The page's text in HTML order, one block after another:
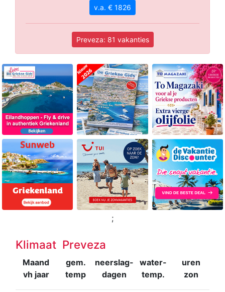
v.a. € 1826
Preveza: 81 vakanties
;
Klimaat Preveza
Maand
vh jaar
gem.
temp
neerslag-
dagen
water-
temp.
uren
zon